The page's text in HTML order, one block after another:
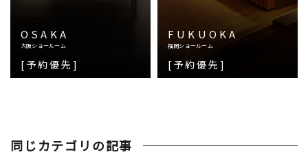
OSAKA
大阪ショールーム
[予約優先]
FUKUOKA
福岡ショールーム
[予約優先]
同じカテゴリの記事